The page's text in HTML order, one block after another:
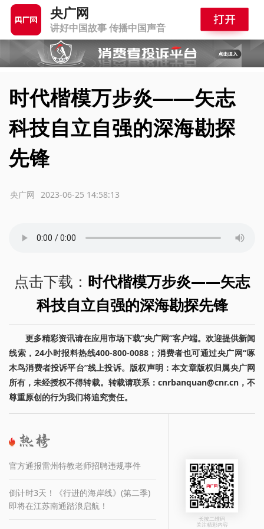
央广网
讲好中国故事 传播中国声音
时代楷模万步炎——矢志
科技自立自强的深海勘探
先锋
2023-06-25 14:58:13
央广网
点击下载： 时代楷模万步炎——矢志
科技自立自强的深海勘探先锋
更多精彩资讯请在应用市场下载“央广网”客户端。欢迎提供新闻
线索，24小时报料热线400-800-0088；消费者也可通过央广网“啄
木鸟消费者投诉平台”线上投诉。版权声明：本文章版权归属央广网
所有，未经授权不得转载。转载请联系：cnrbanquan@cnr.cn，不
尊重原创的行为我们将追究责任。
官方通报雷州特教老师招聘违规事件
倒计时3天！《行进的海岸线》(第二季)
即将在江苏南通踏浪启航！
长按二维码
关注精彩内容